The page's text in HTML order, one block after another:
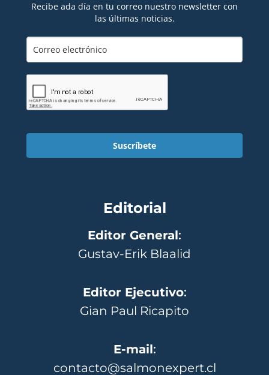
Recibe ada día en tu correo nuestro newsletter con
las últimas noticias.
Suscríbete
Editorial
Editor General:
Gustav-Erik Blaalid
Editor Ejecutivo:
Gian Paul Ricapito
E-mail:
contacto@salmonexpert.cl